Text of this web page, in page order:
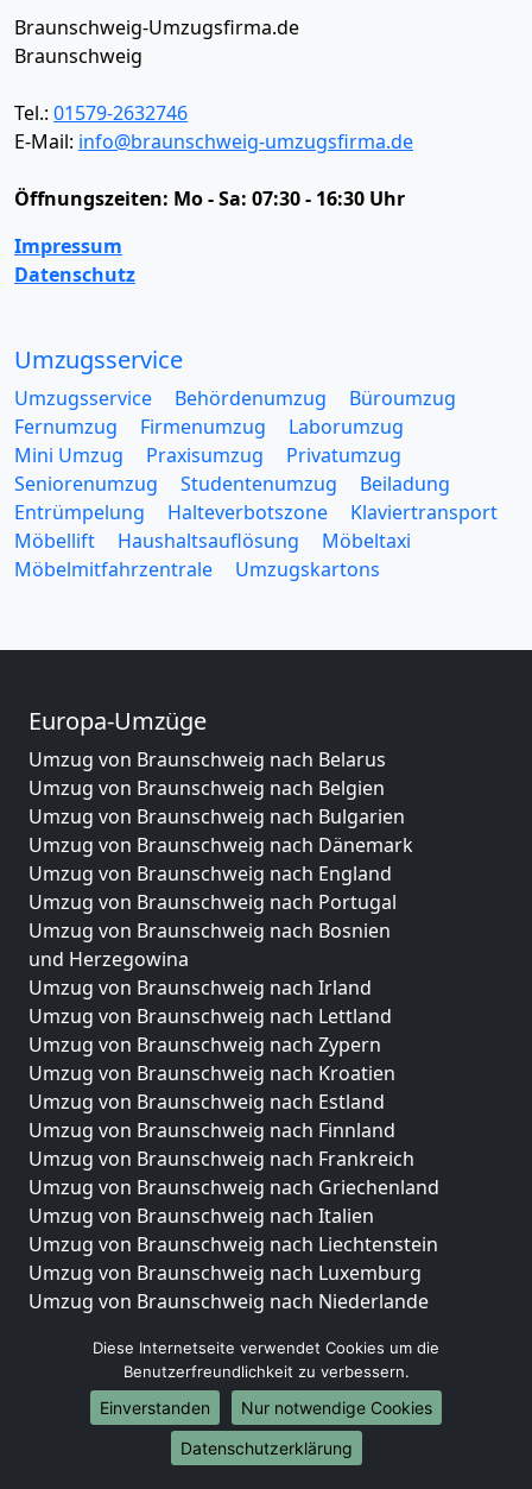
Braunschweig-Umzugsfirma.de
Braunschweig
Tel.: 01579-2632746
E-Mail: info@braunschweig-umzugsfirma.de
Öffnungszeiten: Mo - Sa: 07:30 - 16:30 Uhr
Impressum
Datenschutz
Umzugsservice
Umzugsservice Behördenumzug
Büroumzug
Fernumzug
Firmenumzug
Laborumzug
Mini Umzug
Praxisumzug
Privatumzug
Seniorenumzug
Studentenumzug
Beiladung
Entrümpelung
Halteverbotszone
Klaviertransport
Möbellift
Haushaltsauflösung
Möbeltaxi
Möbelmitfahrzentrale
Umzugskartons
Europa-Umzüge
Umzug von Braunschweig nach Belarus
Umzug von Braunschweig nach Belgien
Umzug von Braunschweig nach Bulgarien
Umzug von Braunschweig nach Dänemark
Umzug von Braunschweig nach England
Umzug von Braunschweig nach Portugal
Umzug von Braunschweig nach Bosnien
und Herzegowina
Umzug von Braunschweig nach Irland
Umzug von Braunschweig nach Lettland
Umzug von Braunschweig nach Zypern
Umzug von Braunschweig nach Kroatien
Umzug von Braunschweig nach Estland
Umzug von Braunschweig nach Finnland
Umzug von Braunschweig nach Frankreich
Umzug von Braunschweig nach Griechenland
Umzug von Braunschweig nach Italien
Umzug von Braunschweig nach Liechtenstein
Umzug von Braunschweig nach Luxemburg
Umzug von Braunschweig nach Niederlande
Umzüge-Deutschlandweit
Umzug von Braunschweig nach Berlin
Umzug von Braunschweig nach Hamburg
Umzug von Braunschweig nach München
Diese Internetseite verwendet Cookies um die
Benutzerfreundlichkeit zu verbessern.
Einverstanden
Nur notwendige Cookies
Datenschutzerklärung